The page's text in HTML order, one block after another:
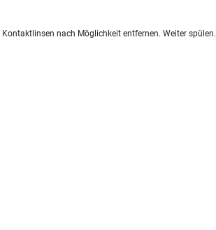
nach Möglichkeit entfernen. Weiter spülen.